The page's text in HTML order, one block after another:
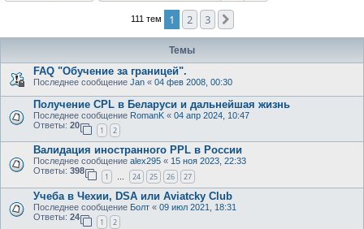
111 тем 1 2 3
Темы
FAQ "Обучение за границей".
Последнее сообщение Jan « 04 фев 2008, 00:30
Получение CPL в Беларуси и дальнейшая жизнь
Последнее сообщение RomanK « 04 апр 2024, 10:47
Ответы: 20
1 2
Валидация иностранного PPL в России
Последнее сообщение alex295 « 15 ноя 2023, 22:33
Ответы: 398
1 … 24 25 26 27
Учеба в Чехии, DSA или Aviatcky Club
Последнее сообщение Болт « 09 июл 2021, 18:31
Ответы: 24
1 2